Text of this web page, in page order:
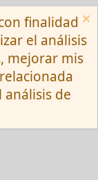
® © 2010-
finalidad
el análisis
mejorar mis
de